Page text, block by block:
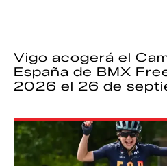
Vigo acogerá el
España de BMX
2026 el 26 de